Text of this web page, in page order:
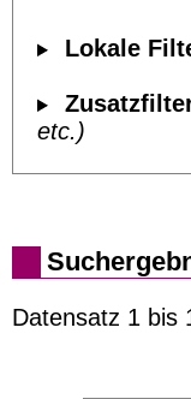
Lokale
etc.)
Datensatz 1 bis